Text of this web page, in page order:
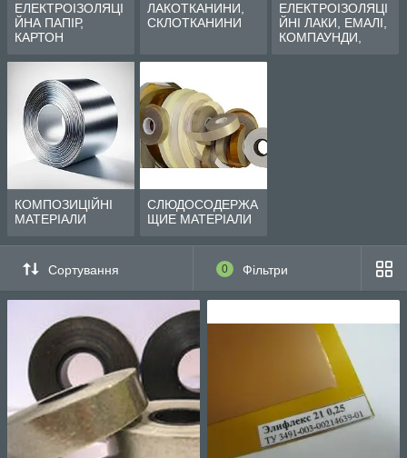
ЕЛЕКТРОІЗОЛЯЦІ
ЙНА ПАПІР,
КАРТОН
ЛАКОТКАНИНИ,
СКЛОТКАНИНИ
ЕЛЕКТРОІЗОЛЯЦІ
ЙНІ ЛАКИ, ЕМАЛІ,
КОМПАУНДИ,
КОМПОЗИЦІЙНІ
МАТЕРІАЛИ
СЛЮДОСОДЕРЖА
ЩИЕ МАТЕРІАЛИ
Сортування 0 Фільтри